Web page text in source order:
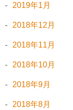
2019年1月
2018年12月
2018年11月
2018年10月
2018年9月
2018年8月